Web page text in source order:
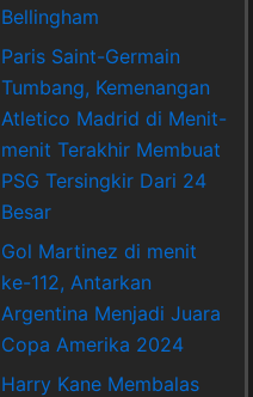
Bellingham
Paris Saint-Germain
Tumbang, Kemenangan
Atletico Madrid di Menit-
menit Terakhir Membuat
PSG Tersingkir Dari 24
Besar
Gol Martinez di menit
ke-112, Antarkan
Argentina Menjadi Juara
Copa Amerika 2024
Harry Kane Membalas